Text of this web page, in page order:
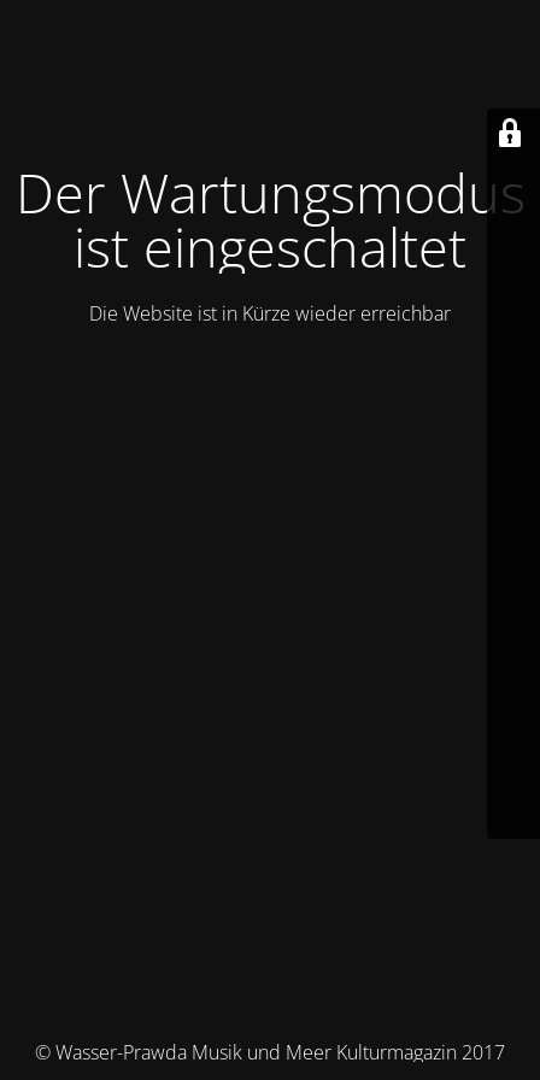
Der Wartungsmodus
ist eingeschaltet
Die Website ist in Kürze wieder erreichbar
© Wasser-Prawda Musik und Meer Kulturmagazin 2017